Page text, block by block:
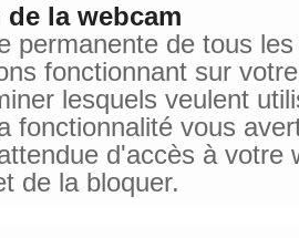
la webcam
permanente de tous
fonctionnant sur
lesquels veulent
fonctionnalité vous
d'accès à votre
de la bloquer.